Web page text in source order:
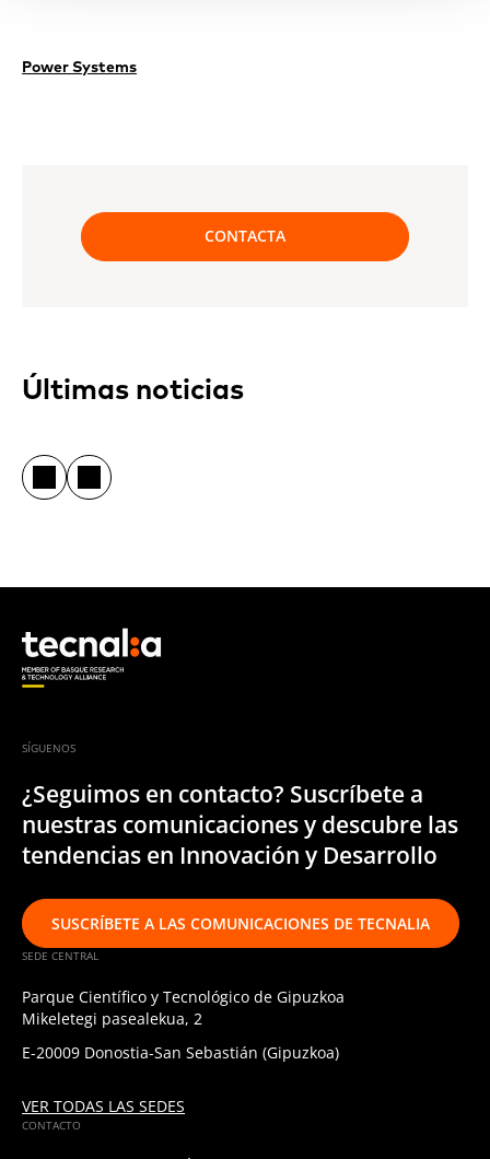
Power Systems
CONTACTA
Últimas noticias
SÍGUENOS
¿Seguimos en contacto? Suscríbete a
nuestras comunicaciones y descubre las
tendencias en Innovación y Desarrollo
SUSCRÍBETE A LAS COMUNICACIONES DE TECNALIA
SEDE CENTRAL
Parque Científico y Tecnológico de Gipuzkoa
Mikeletegi pasealekua, 2
E-20009 Donostia-San Sebastián (Gipuzkoa)
VER TODAS LAS SEDES
CONTACTO